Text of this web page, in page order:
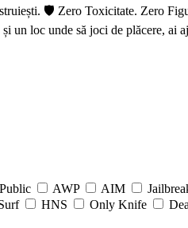
🛡️ Zero Toxicitate. Zero
un loc unde să joci de plăcere,
Public AWP AIM
HNS Only Knife